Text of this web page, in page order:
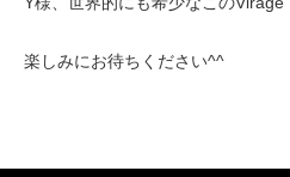
楽しみにお待ちください^^